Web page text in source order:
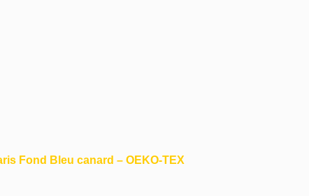
Fond Bleu canard – OEKO-TEX